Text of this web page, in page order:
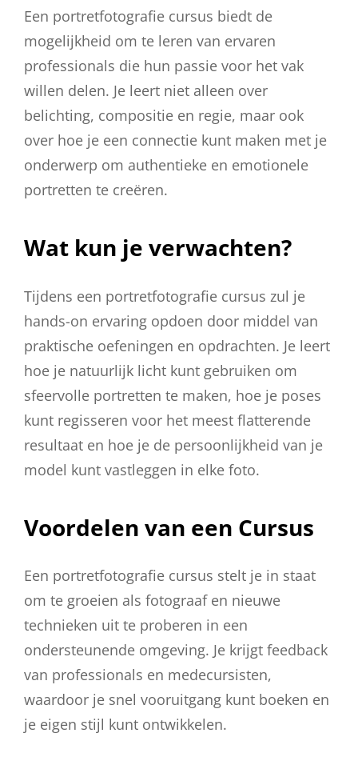
Een portretfotografie cursus biedt de
mogelijkheid om te leren van ervaren
professionals die hun passie voor het vak
willen delen. Je leert niet alleen over
belichting, compositie en regie, maar ook
over hoe je een connectie kunt maken met je
onderwerp om authentieke en emotionele
portretten te creëren.
Wat kun je verwachten?
Tijdens een portretfotografie cursus zul je
hands-on ervaring opdoen door middel van
praktische oefeningen en opdrachten. Je leert
hoe je natuurlijk licht kunt gebruiken om
sfeervolle portretten te maken, hoe je poses
kunt regisseren voor het meest flatterende
resultaat en hoe je de persoonlijkheid van je
model kunt vastleggen in elke foto.
Voordelen van een Cursus
Een portretfotografie cursus stelt je in staat
om te groeien als fotograaf en nieuwe
technieken uit te proberen in een
ondersteunende omgeving. Je krijgt feedback
van professionals en medecursisten,
waardoor je snel vooruitgang kunt boeken en
je eigen stijl kunt ontwikkelen.